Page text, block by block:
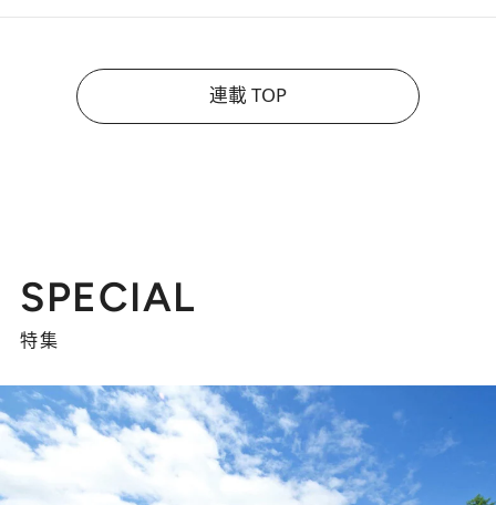
連載 TOP
SPECIAL
特集